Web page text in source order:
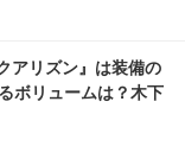
アリズン』は装備の
ボリュームは？木下